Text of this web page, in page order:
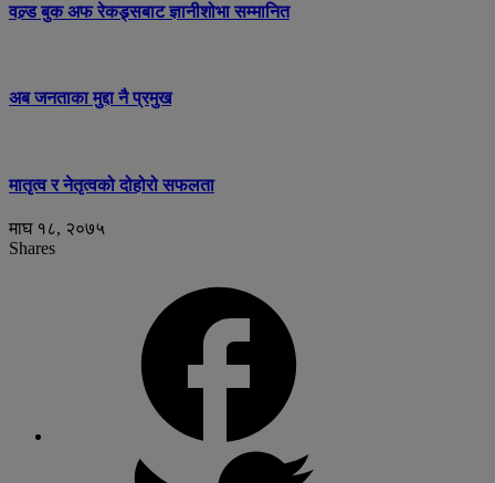
वल्र्ड बुक अफ रेकड्र्सबाट ज्ञानीशोभा सम्मानित
अब जनताका मुद्दा नै प्रमुख
मातृत्व र नेतृत्वको दोहोरो सफलता
माघ १८, २०७५
Shares